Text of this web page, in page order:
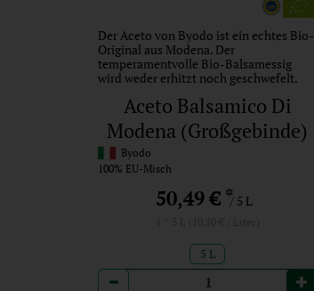
Der Aceto von Byodo ist ein echtes Bio-
Original aus Modena. Der
temperamentvolle Bio-Balsamessig
wird weder erhitzt noch geschwefelt.
Aceto Balsamico Di
Modena (Großgebinde)
Byodo
100% EU-Misch
50,49 €*/ 5 L
5 L
Anzahl